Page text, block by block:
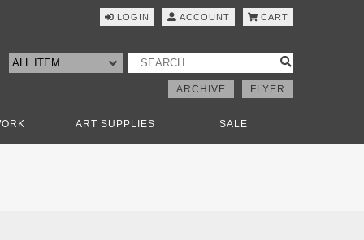
LOGIN ACCOUNT CART
ARCHIVE FLYER
ART SUPPLIES SALE